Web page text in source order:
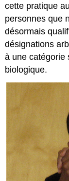
cette pratique
personnes que
désormais
désignations
à une catégorie
biologique.